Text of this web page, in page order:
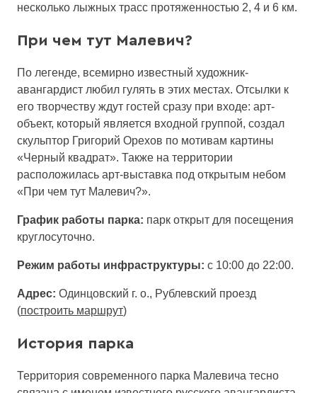
несколько лыжных трасс протяженностью 2, 4 и 6 км.
При чем тут Малевич?
По легенде, всемирно известный художник-
авангардист любил гулять в этих местах. Отсылки к
его творчеству ждут гостей сразу при входе: арт-
объект, который является входной группой, создал
скульптор Григорий Орехов по мотивам картины
«Черный квадрат». Также на территории
расположилась арт-выставка под открытым небом
«При чем тут Малевич?».
График работы парка: парк открыт для посещения
круглосуточно.
Режим работы инфраструктуры: с 10:00 до 22:00.
Адрес: Одинцовский г. о., Рублевский проезд
(построить маршрут)
История парка
Территория современного парка Малевича тесно